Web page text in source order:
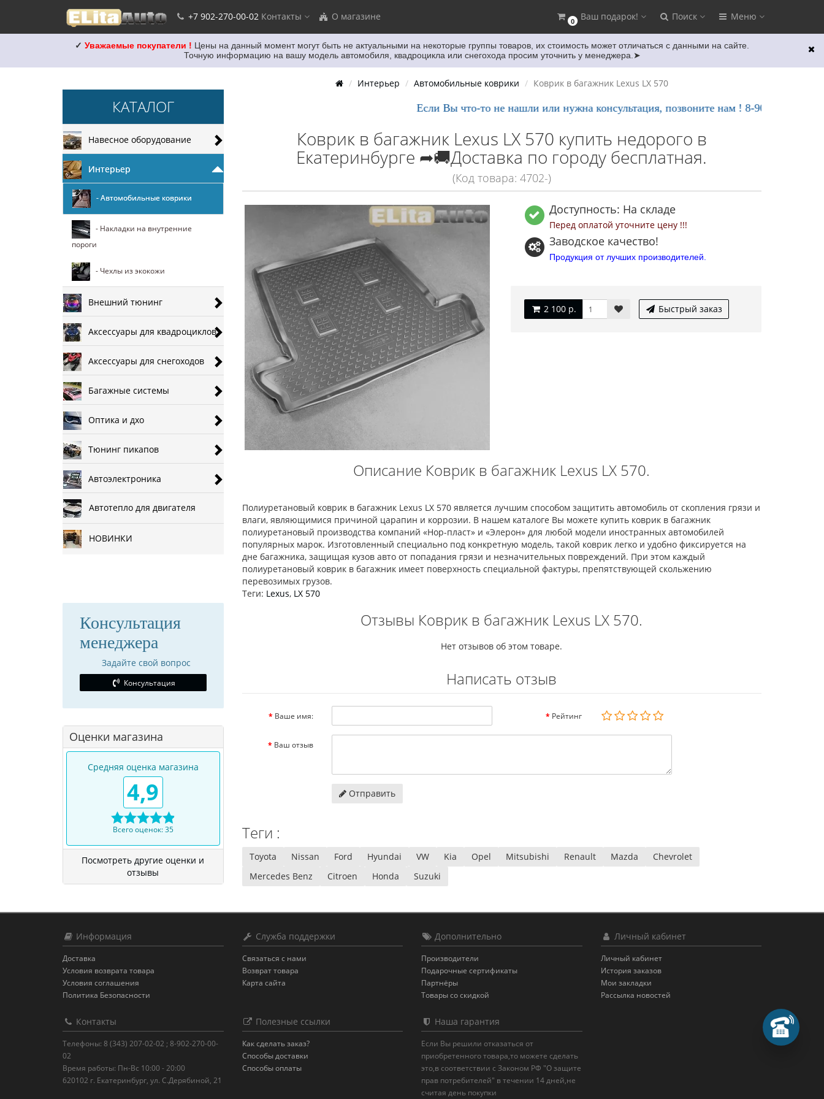
✓ Уважаемые покупатели ! Цены на данный момент могут быть не актуальными на некоторые группы товаров, их стоимость может отличаться с данными на сайте.
Точную информацию на вашу модель автомобиля, квадроцикла или снегохода просим уточнить у менеджера. ➤
+7 902-270-00-02 Контакты О магазине 0 Ваш подарок! Поиск Меню
КАТАЛОГ
Навесное оборудование
Интерьер
- Автомобильные коврики
- Накладки на внутренние
пороги
- Чехлы из экокожи
Внешний тюнинг
Аксессуары для квадроциклов
Аксессуары для снегоходов
Багажные системы
Оптика и дхо
Тюнинг пикапов
Автоэлектроника
Автотепло для двигателя
НОВИНКИ
Консультация
менеджера
Задайте свой вопрос
Консультация
Оценки магазина
Средняя оценка магазина
4,9
Всего оценок: 35
Посмотреть другие оценки и
отзывы
Интерьер Автомобильные коврики Коврик в багажник Lexus LX 570
Если Вы что-то не нашли или нужна консультация, позвоните нам ! 8-902-270-00-02
Коврик в багажник Lexus LX 570 купить недорого в
Екатеринбурге ➦🚚Доставка по городу бесплатная.
(Код товара: 4702-)
Доступность: На складе
Перед оплатой уточните цену !!!
Заводское качество!
Продукция от лучших производителей.
2 100 р. Быстрый заказ
Описание Коврик в багажник Lexus LX 570.
Полиуретановый коврик в багажник Lexus LX 570 является лучшим способом защитить автомобиль от скопления грязи и
влаги, являющимися причиной царапин и коррозии. В нашем каталоге Вы можете купить коврик в багажник
полиуретановый производства компаний «Нор-пласт» и «Элерон» для любой модели иностранных автомобилей
популярных марок. Изготовленный специально под конкретную модель, такой коврик легко и удобно фиксируется на
дне багажника, защищая кузов авто от попадания грязи и незначительных повреждений. При этом каждый
полиуретановый коврик в багажник имеет поверхность специальной фактуры, препятствующей скольжению
перевозимых грузов.
Теги: Lexus, LX 570
Отзывы Коврик в багажник Lexus LX 570.
Нет отзывов об этом товаре.
Написать отзыв
Ваше имя: Рейтинг
Ваш отзыв
Отправить
Теги :
Toyota Nissan Ford Hyundai VW Kia Opel Mitsubishi Renault Mazda
Chevrolet
Mercedes Benz
Citroen Honda Suzuki
Информация
Доставка
Условия возврата товара
Условия соглашения
Политика Безопасности
Служба поддержки
Связаться с нами
Возврат товара
Карта сайта
Дополнительно
Производители
Подарочные сертификаты
Партнёры
Товары со скидкой
Личный кабинет
Личный кабинет
История заказов
Мои закладки
Рассылка новостей
Контакты
Телефоны: 8 (343) 207-02-02 ; 8-902-270-00-
02
Время работы: Пн-Вс 10:00 - 20:00
620102 г. Екатеринбург, ул. С.Дерябиной, 21
Полезные ссылки
Как сделать заказ?
Способы доставки
Способы оплаты
Наша гарантия
Если Вы решили отказаться от
приобретенного товара,то можете сделать
это,в соответствии с Законом РФ "О защите
прав потребителей" в течении 14 дней,не
считая день покупки